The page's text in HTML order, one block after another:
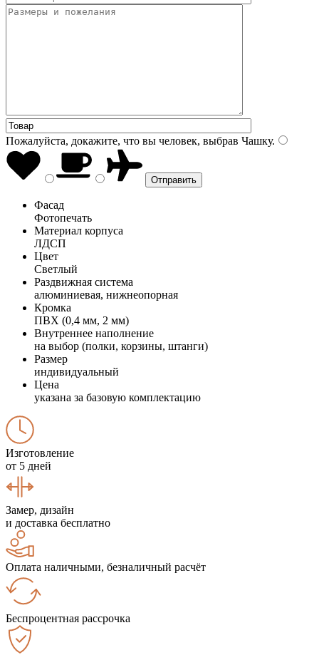
Пожалуйста, докажите, что вы человек, выбрав Чашку.
Фасад
Фотопечать
Материал корпуса
ЛДСП
Цвет
Светлый
Раздвижная система
алюминиевая, нижнеопорная
Кромка
ПВХ (0,4 мм, 2 мм)
Внутреннее наполнение
на выбор (полки, корзины, штанги)
Размер
индивидуальный
Цена
указана за базовую комплектацию
Изготовление
от 5 дней
Замер, дизайн
и доставка бесплатно
Оплата наличными, безналичный расчёт
Беспроцентная рассрочка